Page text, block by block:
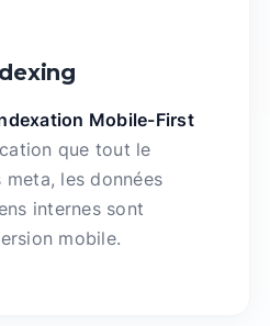
Mobile-First
que tout le
les données
internes sont
mobile.